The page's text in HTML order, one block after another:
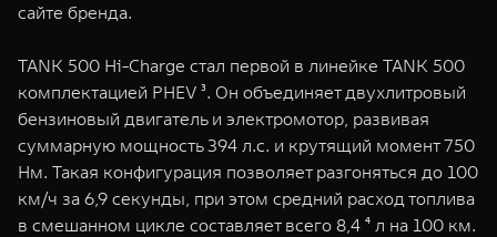
WEY 80
Масштаб возможностей
от 6 449 000 ₽
WEY 80
Масштаб
от 8 099
сайте бренда.
TANK 500 Hi-Charge стал первой в линейке TANK 500
комплектацией PHEV ³. Он объединяет двухлитровый
бензиновый двигатель и электромотор, развивая
суммарную мощность 394 л.с. и крутящий момент 750
Нм. Такая конфигурация позволяет разгоняться до 100
км/ч за 6,9 секунды, при этом средний расход топлива
в смешанном цикле составляет всего 8,4 ⁴ л на 100 км.